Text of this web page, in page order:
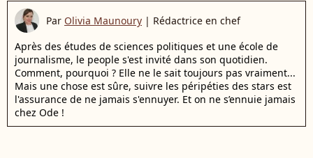
Par Olivia Maunoury | Rédactrice en chef
Après des études de sciences politiques et une école de
journalisme, le people s'est invité dans son quotidien.
Comment, pourquoi ? Elle ne le sait toujours pas vraiment...
Mais une chose est sûre, suivre les péripéties des stars est
l'assurance de ne jamais s'ennuyer. Et on ne s’ennuie jamais
chez Ode !